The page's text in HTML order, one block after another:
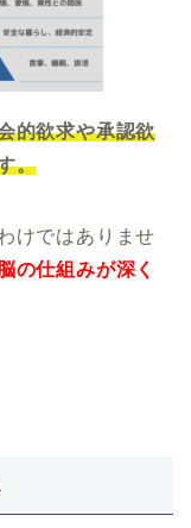
的欲求や承認欲
。
けではありませ
の仕組みが深く